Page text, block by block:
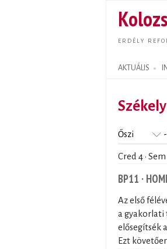
ERDÉLY
AKTUÁLIS
Search form
Cred 4 · Sem
BP11 ·
Az első
a gyakorlati
elősegítsék
Ezt